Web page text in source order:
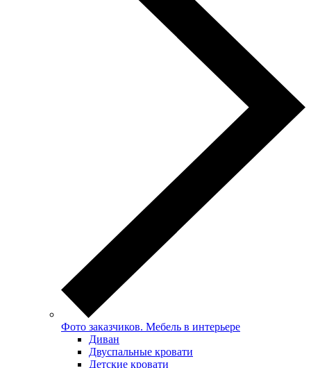
Фото заказчиков. Мебель в интерьере
Диван
Двуспальные кровати
Детские кровати